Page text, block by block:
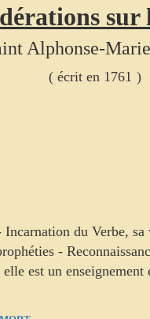
sur
Alphonse-
( écrit en 1761 )
du Verbe,
-
est un